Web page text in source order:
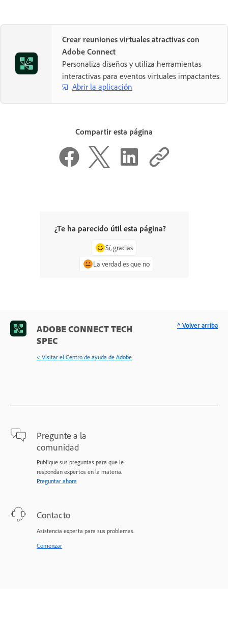
Crear reuniones virtuales atractivas con
Adobe Connect
Personaliza diseños y utiliza herramientas
interactivas para eventos virtuales impactantes.
Abrir la aplicación
Compartir esta página
¿Te ha parecido útil esta página?
Sí, gracias
La verdad es que no
ADOBE CONNECT TECH
SPEC
< Visitar el Centro de ayuda de Adobe
Pregunte a la
comunidad
Publique sus preguntas para que le
respondan expertos en la materia.
Preguntar ahora
Contacto
Asistencia experta para sus problemas.
Comenzar
^ Volver arriba